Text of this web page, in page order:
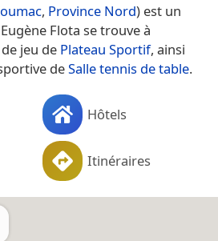
, Province Nord) est un
Flota se trouve à
jeu de Plateau Sportif, ainsi
deSalle tennis de table.
Hôtels
Itinéraires